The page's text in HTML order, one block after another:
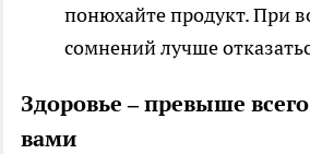
понюхайте продукт. При
сомнений лучше
Здоровье – превыше
вами